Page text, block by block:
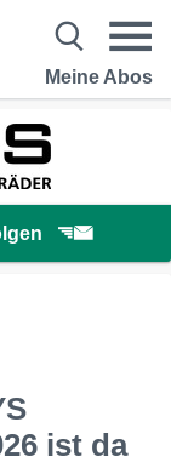
Meine Abos
ist da